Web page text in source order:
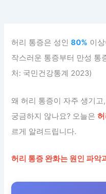
허리 통증은 성인80% 이
작스러운 통증부터 만성 통
처: 국민건강통계 2023)
왜 허리 통증이 자주 생기
궁금하지 않나요? 오늘은
르게 알려드립니다.
허리 통증 완화는 원인 파악